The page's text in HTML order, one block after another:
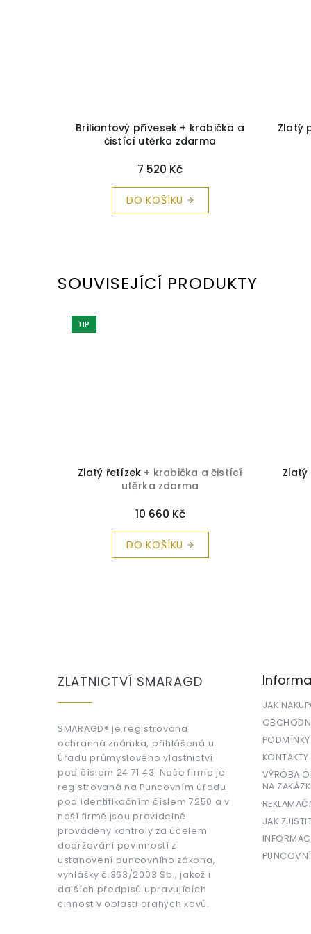
Briliantový přívesek + krabička a
čistící utěrka zdarma
7 520 Kč
DO KOŠÍKU
Zlatý
SOUVISEJÍCÍ PRODUKTY
TIP
Zlatý řetízek + krabička a čistící
utěrka zdarma
10 660 Kč
DO KOŠÍKU
ZLATNICTVÍ SMARAGD
SMARAGD® je registrovaná
ochranná známka, přihlášená u
Úřadu průmyslového vlastnictví
pod číslem 24 71 43. Naše firma je
registrovaná na Puncovním úřadu
pod identifikačním číslem 7250 a v
naší firmě jsou pravidelně
prováděny kontroly za účelem
dodržování povinností z
ustanovení puncovního zákona,
vyhlášky č.363/2003 Sb., jakož i
dalších předpisů upravujících
činnost v oblasti drahých kovů.
JAK
KONTAKTY
VÝROBA
NA
JAK